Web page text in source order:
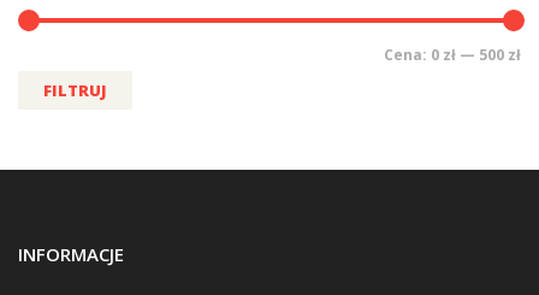
FILTRUJ
Cena: 0 zł — 500 zł
INFORMACJE